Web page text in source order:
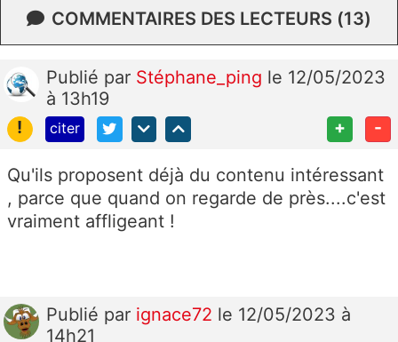
COMMENTAIRES DES LECTEURS (13)
Publié par Stéphane_ping le 12/05/2023
à 13h19
!
citer + -
Qu'ils proposent déjà du contenu intéressant
, parce que quand on regarde de près....c'est
vraiment affligeant !
Publié par ignace72 le 12/05/2023 à
14h21